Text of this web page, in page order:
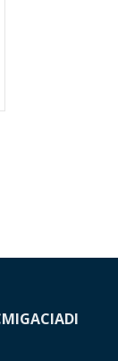
MIGACIADI